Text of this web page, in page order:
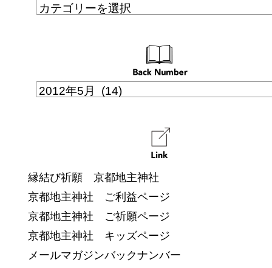
縁結び祈願 京都地主神社
京都地主神社 ご利益ページ
京都地主神社 ご祈願ページ
京都地主神社 キッズページ
メールマガジンバックナンバー